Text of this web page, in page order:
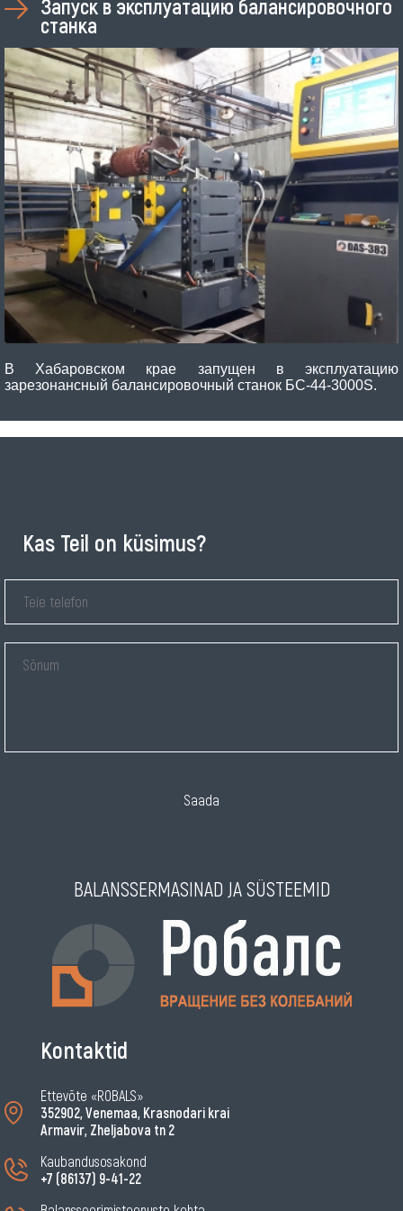
Запуск в эксплуатацию балансировочного
станка
В Хабаровском крае запущен в эксплуатацию
зарезонансный балансировочный станок БС-44-3000S.
Kas Teil on küsimus?
Saada
BALANSSERMASINAD JA SÜSTEEMID
Kontaktid
Ettevõte «ROBALS»
352902, Venemaa, Krasnodari krai
Armavir, Zheljabova tn 2
Kaubandusosakond
+7 (86137) 9-41-22